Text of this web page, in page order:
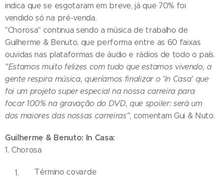
indica que se esgotaram em breve, já que 70% foi
vendido só na pré-venda.
"Chorosa" continua sendo a música de trabalho de
Guilherme & Benuto, que performa entre as 60 faixas
ouvidas nas plataformas de áudio e rádios de todo o país.
"Estamos muito felizes com tudo que estamos vivendo, a
gente respira música, queríamos finalizar o 'In Casa' que
foi um projeto super especial na nossa carreira para
focar 100% na gravação do DVD, que spoiler: será um
dos maiores das nossas carreiras", comentam Gui & Nuto.
Guilherme & Benuto: In Casa:
1. Chorosa
Término covarde